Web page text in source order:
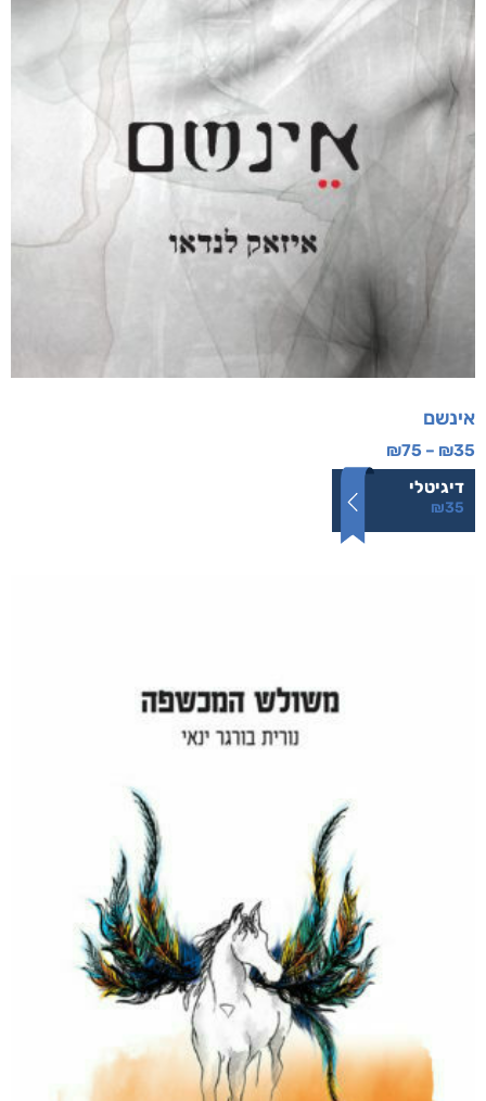
אינשם
₪35
–
₪75
דיגיטלי
₪35